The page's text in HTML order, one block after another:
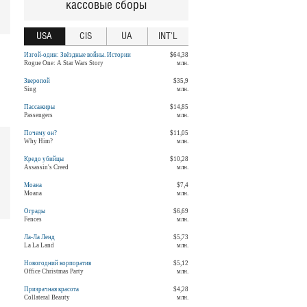
кассовые сборы
USA CIS UA INT'L
Изгой-один: Звёздные войны. Истории
Rogue One: A Star Wars Story
$64,38
млн.
Зверопой
Sing
$35,9
млн.
Пассажиры
Passengers
$14,85
млн.
Почему он?
Why Him?
$11,05
млн.
Кредо убийцы
Assassin's Creed
$10,28
млн.
Моана
Moana
$7,4
млн.
Ограды
Fences
$6,69
млн.
Ла-Ла Ленд
La La Land
$5,73
млн.
Новогодний корпоратив
Office Christmas Party
$5,12
млн.
Призрачная красота
Collateral Beauty
$4,28
млн.